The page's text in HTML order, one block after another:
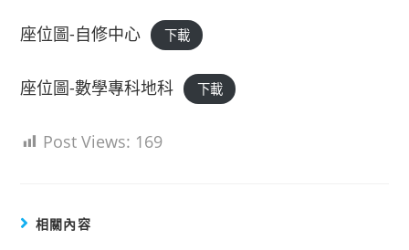
座位圖-自修中心 下載
座位圖-數學專科地科 下載
Post Views: 169
相關內容